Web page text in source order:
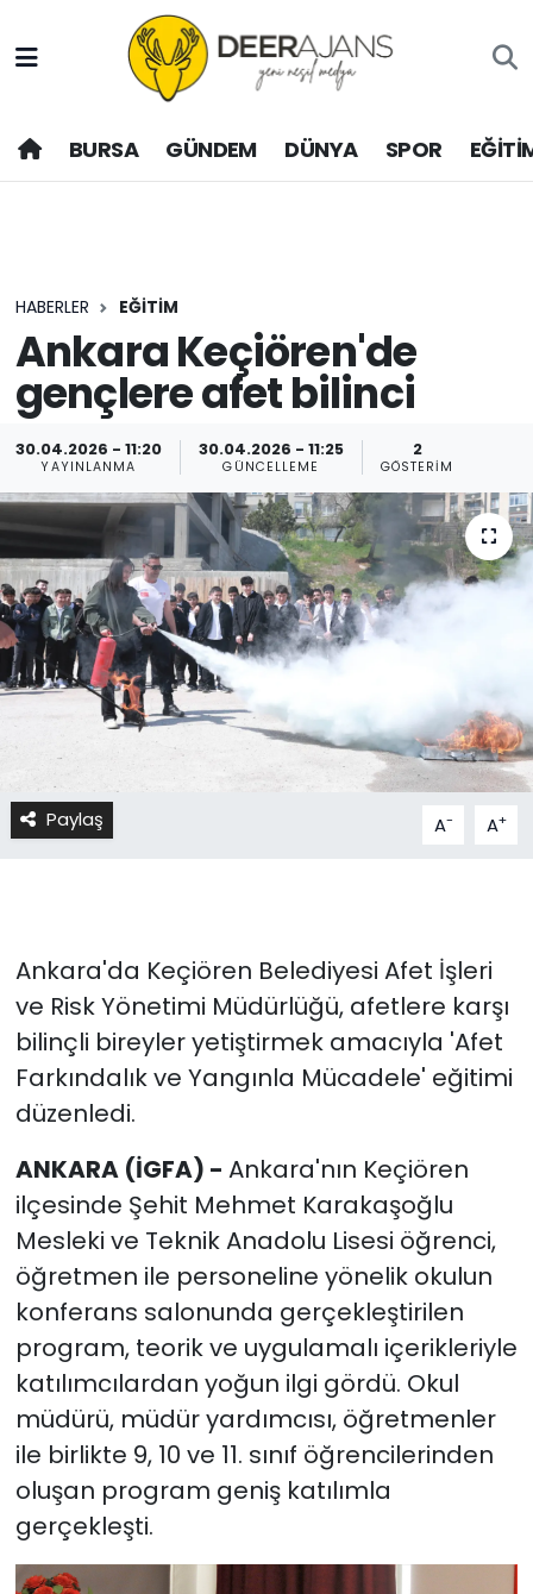
BURSA GÜNDEM DÜNYA SPOR
HABERLER EĞİTİM
Ankara Keçiören'de
gençlere afet bilinci
30.04.2026 - 11:20
YAYINLANMA
30.04.2026 - 11:25
GÜNCELLEME
2
GÖSTERIM
Paylaş A- A+
Ankara'da Keçiören Belediyesi Afet İşleri
ve Risk Yönetimi Müdürlüğü, afetlere karşı
bilinçli bireyler yetiştirmek amacıyla 'Afet
Farkındalık ve Yangınla Mücadele' eğitimi
düzenledi.
ANKARA (İGFA) - Ankara'nın Keçiören
ilçesinde Şehit Mehmet Karakaşoğlu
Mesleki ve Teknik Anadolu Lisesi öğrenci,
öğretmen ile personeline yönelik okulun
konferans salonunda gerçekleştirilen
program, teorik ve uygulamalı içerikleriyle
katılımcılardan yoğun ilgi gördü. Okul
müdürü, müdür yardımcısı, öğretmenler
ile birlikte 9, 10 ve 11. sınıf öğrencilerinden
oluşan program geniş katılımla
gerçekleşti.
Hava Durumu
Trafik Durumu
Son Dakika Haberleri
Haber Arşivi